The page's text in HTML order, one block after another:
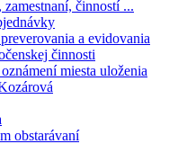
činností ...
a evidovania
činnosti
miesta uloženia
obstarávaní